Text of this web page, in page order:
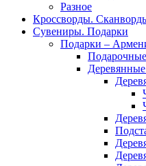
Разное
Кроссворды.
Сувениры. Подарки
Подарки –